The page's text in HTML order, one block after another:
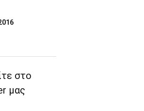
στο
μας